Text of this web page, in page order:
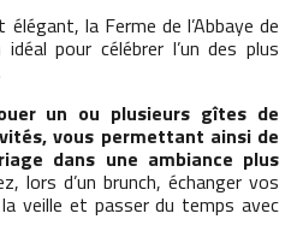
la Ferme de l’Abbaye de
pour célébrer l’un des plus
un ou plusieurs gîtes de
vous permettant ainsi de
dans une ambiance plus
lors d’un brunch, échanger vos
veille et passer du temps avec